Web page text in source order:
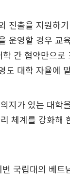
진출을 지원하
운영할 경우 교
간 협약만으
도 대학 자율에
지가 있는 대학
체계를 강화해
국립대의 베